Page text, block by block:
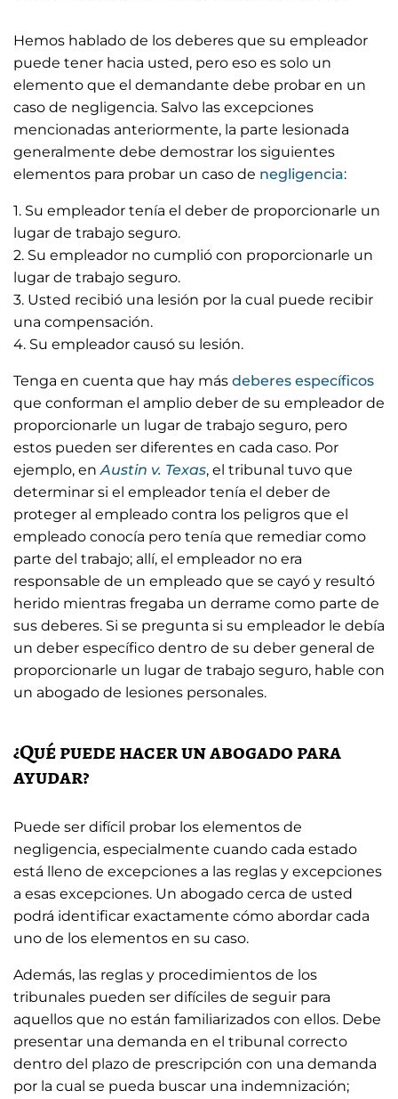
Hemos hablado de los deberes que su empleador
puede tener hacia usted, pero eso es solo un
elemento que el demandante debe probar en un
caso de negligencia. Salvo las excepciones
mencionadas anteriormente, la parte lesionada
generalmente debe demostrar los siguientes
elementos para probar un caso de negligencia:
1. Su empleador tenía el deber de proporcionarle un
lugar de trabajo seguro.
2. Su empleador no cumplió con proporcionarle un
lugar de trabajo seguro.
3. Usted recibió una lesión por la cual puede recibir
una compensación.
4. Su empleador causó su lesión.
Tenga en cuenta que hay más deberes específicos
que conforman el amplio deber de su empleador de
proporcionarle un lugar de trabajo seguro, pero
estos pueden ser diferentes en cada caso. Por
ejemplo, enAustin v. Texas, el tribunal tuvo que
determinar si el empleador tenía el deber de
proteger al empleado contra los peligros que el
empleado conocía pero tenía que remediar como
parte del trabajo; allí, el empleador no era
responsable de un empleado que se cayó y resultó
herido mientras fregaba un derrame como parte de
sus deberes. Si se pregunta si su empleador le debía
un deber específico dentro de su deber general de
proporcionarle un lugar de trabajo seguro, hable con
un abogado de lesiones personales.
¿Qué puede hacer un abogado para
ayudar?
Puede ser difícil probar los elementos de
negligencia, especialmente cuando cada estado
está lleno de excepciones a las reglas y excepciones
a esas excepciones. Un abogado cerca de usted
podrá identificar exactamente cómo abordar cada
uno de los elementos en su caso.
Además, las reglas y procedimientos de los
tribunales pueden ser difíciles de seguir para
aquellos que no están familiarizados con ellos. Debe
presentar una demanda en el tribunal correcto
dentro del plazo de prescripción con una demanda
por la cual se pueda buscar una indemnización;